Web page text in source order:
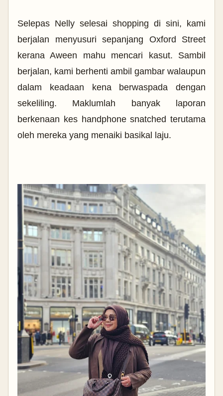
Selepas Nelly selesai shopping di sini, kami
berjalan menyusuri sepanjang Oxford Street
kerana Aween mahu mencari kasut. Sambil
berjalan, kami berhenti ambil gambar walaupun
dalam keadaan kena berwaspada dengan
sekeliling. Maklumlah banyak laporan
berkenaan kes handphone snatched terutama
oleh mereka yang menaiki basikal laju.